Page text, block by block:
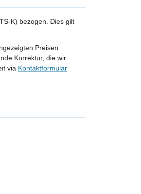
K) bezogen. Dies gilt
Preisen
Korrektur, die wir
via Kontaktformular